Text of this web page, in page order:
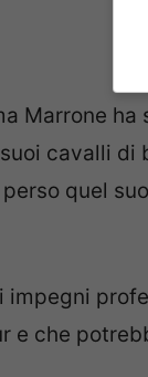
Marrone
cavalli
quel
impegni
e che